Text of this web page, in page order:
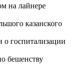
на лайнере
казанского
госпитализации
бешенству